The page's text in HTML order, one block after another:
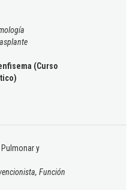
(Curso
y
Función